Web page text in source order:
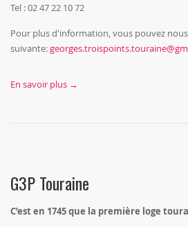
Tel : 02 47 22 10 72
Pour plus d'information, vous pouvez
suivante:
En savoir plus →
G3P Touraine
C’est en 1745 que la première loge